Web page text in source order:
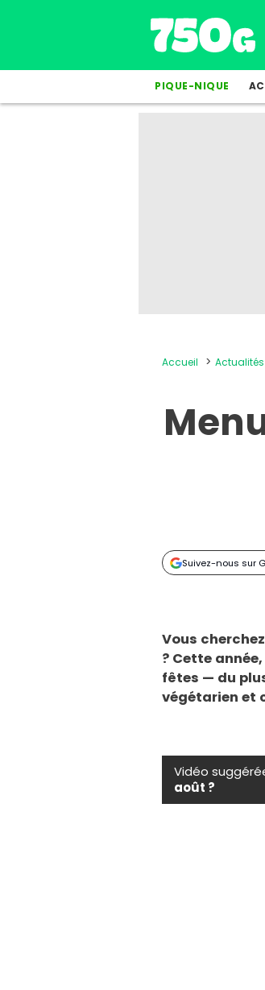
PIQUE-NIQUE
Accueil
Suivez-nous sur
Vous
? Cette
fêtes — du
végétarien et
Vidéo
août ?